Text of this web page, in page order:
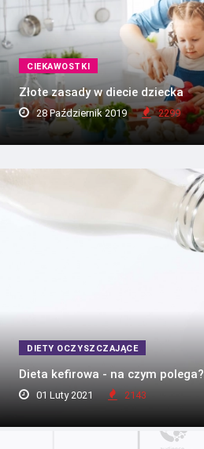
CIEKAWOSTKI
Złote zasady w diecie dziecka
28 Październik 2019 2299
DIETY OCZYSZCZAJĄCE
Dieta kefirowa - na czym polega?
01 Luty 2021 2143